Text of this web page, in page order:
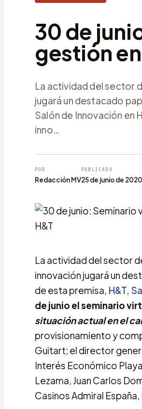
30 de
gestión
La actividad del sector
jugará un destacado
Salón de Innovación en
inno…
POR
Redacción MV
PUBLICADO
25 de junio de 2020
La actividad del sector
innovación jugará un
de esta premisa, H&T,
de junio el seminario
situación actual en el
provisionamiento y
Guitart; el director
Interés Económico
Lezama, Juan Carlos
Casinos Admiral España,